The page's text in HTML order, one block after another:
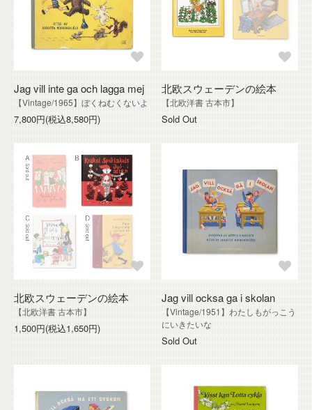
Jag vill inte ga och lagga mej
【Vintage/1965】ぼくねむくないよ
7,800円(税込8,580円)
北欧スウェーデンの絵本
【北欧洋書 古本市】
Sold Out
北欧スウェーデンの絵本
【北欧洋書 古本市】
1,500円(税込1,650円)
Jag vill ocksa ga i skolan
【Vintage/1951】わたしもがっこう
にいきたいな
Sold Out